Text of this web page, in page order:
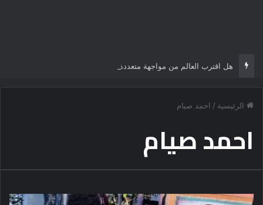
هل اقترب العالم من مواجهة متعددة الجبهات؟
الرئيسية / احمد صيام
احمد صيام